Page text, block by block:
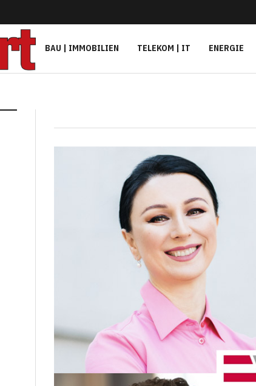
BAU | IMMOBILIEN TELEKOM | IT ENERGIE